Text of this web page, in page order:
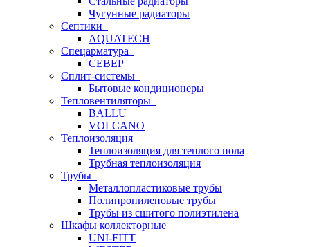
Чугунные радиаторы
Септики
AQUATECH
Спецарматура
СЕВЕР
Сплит-системы
Бытовые кондиционеры
Тепловентиляторы
BALLU
VOLCANO
Теплоизоляция
Теплоизоляция для теплого пола
Трубная теплоизоляция
Трубы
Металлопластиковые трубы
Полипропиленовые трубы
Трубы из сшитого полиэтилена
Шкафы коллекторные
UNI-FITT